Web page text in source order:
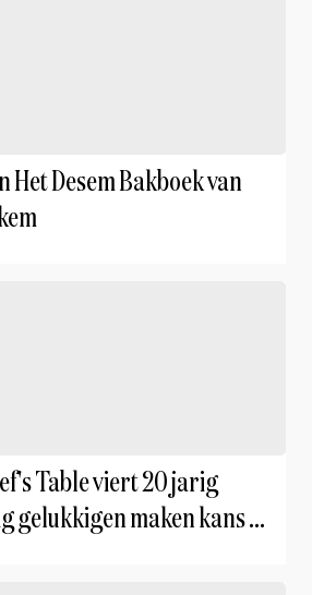
Het Desem Bakboek van
Table viert 20 jarig
gelukkigen maken kans op